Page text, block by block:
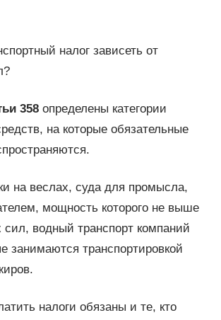
налог зависеть от
358определены категории
на которые обязательные
на веслах, суда для промысла,
мощность которого не выше
водный транспорт компаний
занимаются транспортировкой
налоги обязаны и те, кто